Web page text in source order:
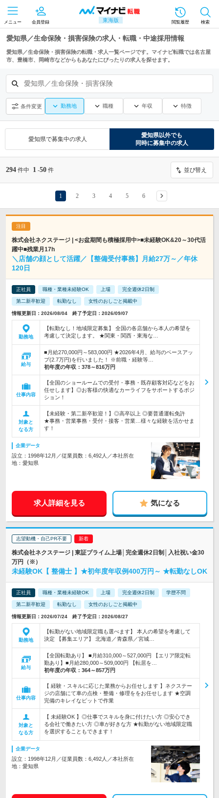
東海版
メニュー 会員登録 閲覧履歴 検索
愛知県／生命保険・損害保険の求人・転職・中途採用情報
愛知県／生命保険・損害保険の転職・求人一覧ページです。マイナビ転職では名古屋
市、豊橋市、岡崎市などからもあなたにぴったりの求人を探せます。
愛知県／生命保険・損害保険
条件変更 勤務地 職種 年収 特徴
愛知県で募集中の求人
愛知県以外でも
同時に募集中の求人
294 件中 1 -50 件 並び替え
1 2 3 4 5 6
株式会社ネクステージ | <お盆期間も積極採用中>■未経験OK&20～30代活
躍中■残業月17h
＼店舗の顔として活躍／【整備受付事務】月給27万～／年休
120日
正社員 職種・業種未経験OK 上場 完全週休2日制
第二新卒歓迎 転勤なし 女性のおしごと掲載中
情報更新日：2026/08/04 終了予定日：2026/09/07
勤務地
【転勤なし！地域限定募集】 全国の各店舗から本人の希望を
考慮して決定します。 ★関東・関西・東海な…
給与
■月給270,000円～583,000円 ★2026年4月、給与のベースアッ
プ(2.7万円)を行いました！ ※前職・経験等…
初年度の年収： 378～816万円
仕事内容
【全国のショールームでの受付・事務・既存顧客対応などをお
任せします】◎お客様の快適なカーライフをサポートするポジ
ション！
対象と
なる方
【未経験・第二新卒歓迎！】◎高卒以上 ◎要普通運転免許
★事務・営業事務・受付・接客・営業…様々な経験を活かせま
す！
企業データ
設立：1998年12月／従業員数：6,492人／本社所在
地：愛知県
求人詳細を見る 気になる
志望動機・自己PR不要
株式会社ネクステージ | 東証プライム上場│完全週休2日制│入社祝い金30
万円（※）
未経験OK【 整備士 】★初年度年収例400万円～ ★転勤なしOK
正社員 職種・業種未経験OK 上場 完全週休2日制 学歴不問
第二新卒歓迎 転勤なし 女性のおしごと掲載中
情報更新日：2026/07/24 終了予定日：2026/08/27
勤務地
【転勤がない地域限定職も選べます】 本人の希望を考慮して
決定 【募集エリア】 北海道／青森県／宮城…
給与
【全国転勤あり】 ■月給310,000～527,000円 【エリア限定転
勤あり】■月給280,000～509,000円 【転居を…
初年度の年収： 364～857万円
仕事内容
【 経験・スキルに応じた業務からお任せします 】ネクステー
ジの店舗にて車の点検・整備・修理ををお任せします ★空調
完備のキレイなピットで作業
対象と
なる方
【 未経験OK 】◎仕事でスキルを身に付けたい方 ◎安心でき
る会社で働きたい方 ◎車が好きな方 ★転勤がない地域限定職
を選択することもできます！
企業データ
設立：1998年12月／従業員数：6,492人／本社所在
地：愛知県